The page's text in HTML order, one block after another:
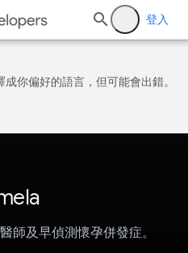
登入
你偏好的語言，但可能會出錯。
師及早偵測懷孕併發症。